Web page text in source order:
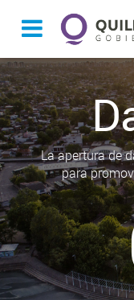
La apertura de
para